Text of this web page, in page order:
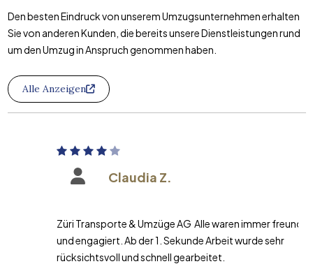
Den besten Eindruck von unserem Umzugsunternehmen erhalten
Sie von anderen Kunden, die bereits unsere Dienstleistungen rund
um den Umzug in Anspruch genommen haben.
Alle Anzeigen
Claudia Z.
Züri Transporte & Umzüge AG Alle waren immer freundlich
und engagiert. Ab der 1. Sekunde Arbeit wurde sehr
rücksichtsvoll und schnell gearbeitet.